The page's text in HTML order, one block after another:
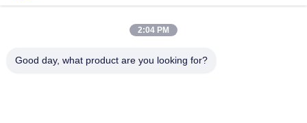
गैल्वेनाइज्ड डायमंड वायर मेश फेंस रोल टेनिस कोर्ट फेंसिंग उत्पाद
अनुकूलित टिकाऊ थोक पाउडर छिड़काव पीवीसी लेपित चेन लिंक बाड़ बेसबॉल मैदानों
2:04 PM
Good day, what product are you looking for?